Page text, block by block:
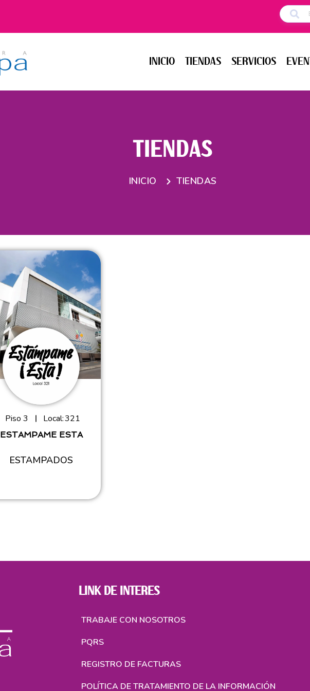
INICIO TIENDAS SERVICIOS
TIENDAS SERVICIOS EVENTOS
TIENDAS
INICIO TIENDAS
Piso 3 Local:321
ESTAMPAME ESTA
ESTAMPADOS
LINK DE INTERES
TRABAJE CON NOSOTROS
PQRS
REGISTRO DE FACTURAS
POLÍTICA DE TRATAMIENTO DE LA INFORMACIÓN